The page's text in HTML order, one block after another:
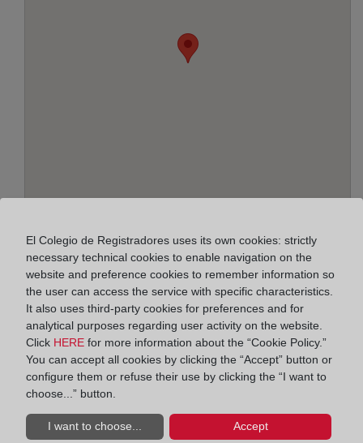
Armada Española, 39 - bajo, 4740
Horario:
De lunes a viernes de 09:00 a 17:00 horas
Agosto: De lunes a viernes de 09:00 a 14:00 horas
Los días 24 y 31 de diciembre de 09:00 a 14:00
horas
Datos de contacto:
El Colegio de Registradores uses its own cookies: strictly
necessary technical cookies to enable navigation on the
website and preference cookies to remember information so
the user can access the service with specific characteristics.
It also uses third-party cookies for preferences and for
analytical purposes regarding user activity on the website.
Click HERE for more information about the “Cookie Policy.”
You can accept all cookies by clicking the “Accept” button or
configure them or refuse their use by clicking the “I want to
choose...” button.
I want to choose... Accept